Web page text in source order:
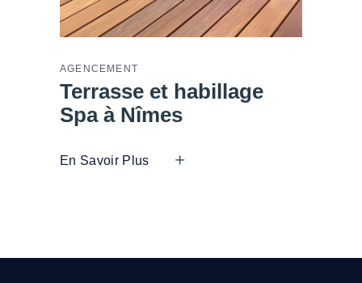
AGENCEMENT
Terrasse et habillage
Spa à Nîmes
En Savoir Plus